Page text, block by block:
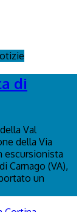
di
Val
della Via
escursionista
Carnago (VA),
un